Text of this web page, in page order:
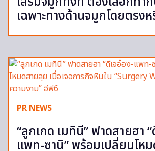
เฉพาะทางด้านจมูกโดยตรง
PR NEWS
“ลูกเกด เมทินี” ฟาดสายฮา “
แพท-ซานิ” พร้อมเปลี่ยนโห